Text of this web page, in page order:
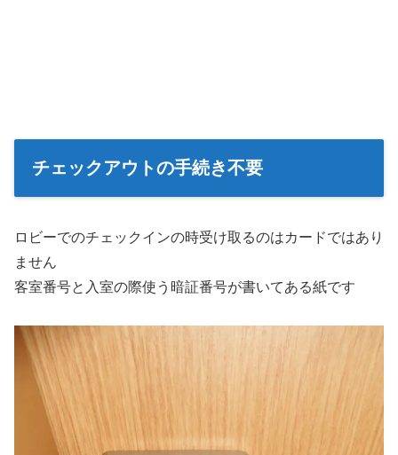
チェックアウトの手続き不要
ロビーでのチェックインの時受け取るのはカードではあり
ません
客室番号と入室の際使う暗証番号が書いてある紙です